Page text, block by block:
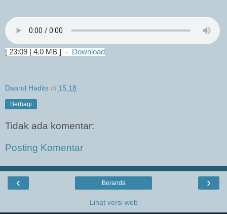
[ 23:09 | 4.0 MB ] - Download
Daarul Hadits di 15.18
Berbagi
Tidak ada komentar:
Posting Komentar
‹ ›
Beranda
Lihat versi web